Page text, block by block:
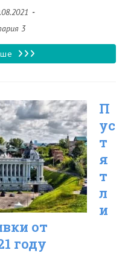
3
Ротавирус
в
2026
году
П
ус
т
я
т
л
и
от
году